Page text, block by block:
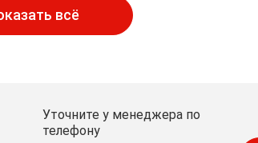
всё
Уточните у менеджера по
телефону